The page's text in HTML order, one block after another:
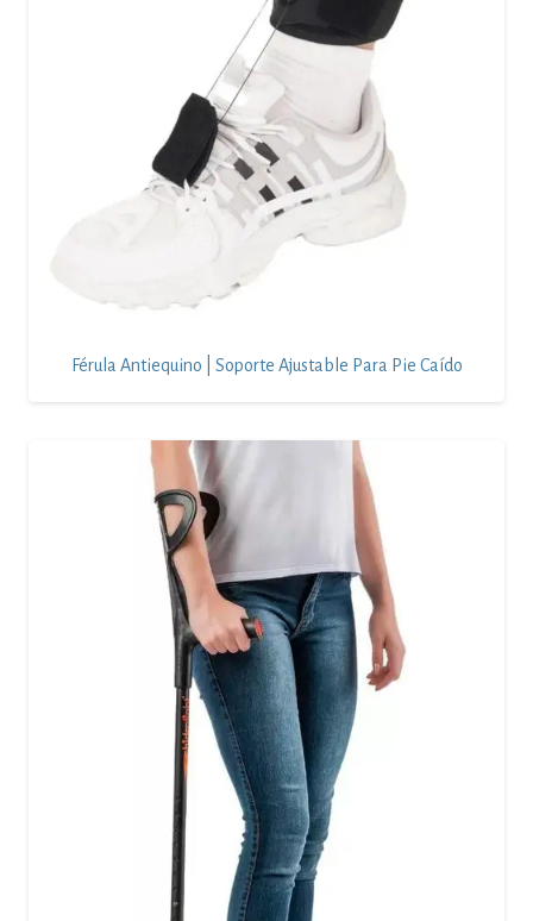
Férula Antiequino | Soporte Ajustable Para Pie Caído